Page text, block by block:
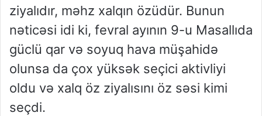
ziyalıdır, məhz xalqın özüdür. Bunun
nəticəsi idi ki, fevral ayının 9-u Masallıda
güclü qar və soyuq hava müşahidə
olunsa da çox yüksək seçici aktivliyi
oldu və xalq öz ziyalısını öz səsi kimi
seçdi.